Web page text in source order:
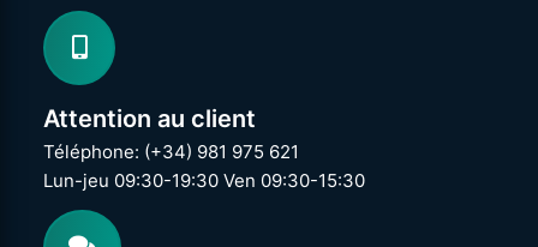
Attention au client
Téléphone: (+34) 981 975 621
Lun-jeu 09:30-19:30 Ven 09:30-15:30